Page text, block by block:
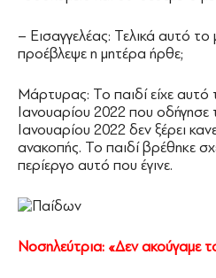
– Εισαγγελέας: Τελικά αυτό το
προέβλεψε η μητέρα ήρθε;
Μάρτυρας: Το παιδί είχε αυτό
Ιανουαρίου 2022 που οδήγησε
Ιανουαρίου 2022 δεν ξέρει
ανακοπής. Το παιδί βρέθηκε
περίεργο αυτό που έγινε.
Νοσηλεύτρια: «Δεν ακούγαμε